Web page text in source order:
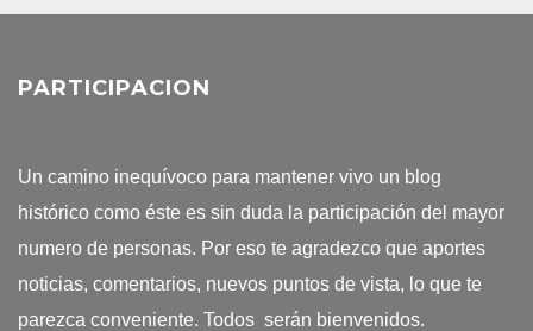
PARTICIPACION
Un camino inequívoco para mantener vivo un blog
histórico como éste es sin duda la participación del mayor
numero de personas. Por eso te agradezco que aportes
noticias, comentarios, nuevos puntos de vista, lo que te
parezca conveniente. Todos serán bienvenidos.